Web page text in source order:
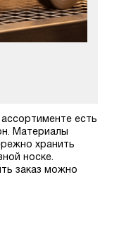
есть
Материалы
хранить
носке.
заказ можно